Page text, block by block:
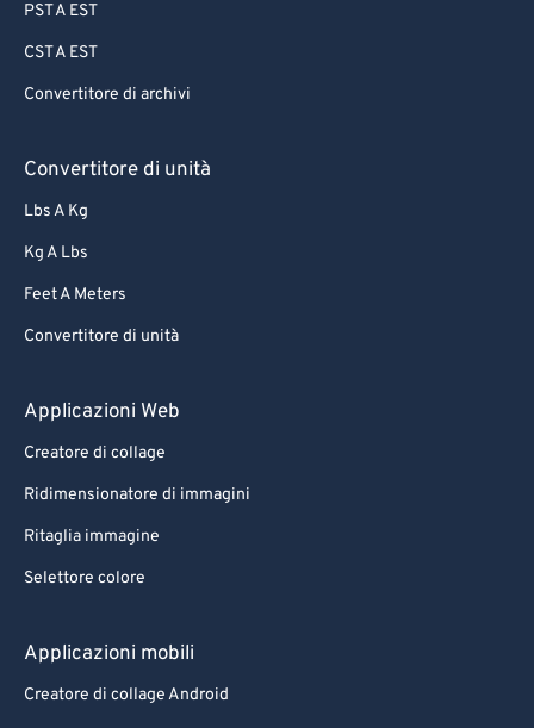
PST A EST
CST A EST
Convertitore di archivi
Convertitore di unità
Lbs A Kg
Kg A Lbs
Feet A Meters
Convertitore di unità
Applicazioni Web
Creatore di collage
Ridimensionatore di immagini
Ritaglia immagine
Selettore colore
Applicazioni mobili
Creatore di collage Android